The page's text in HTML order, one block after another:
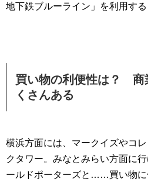
地下鉄ブルーライン」を利用する
買い物の利便性は？ 商
くさんある
横浜方面には、マークイズやコ
クタワー。みなとみらい方面に
ールドポーターズと……買い物に